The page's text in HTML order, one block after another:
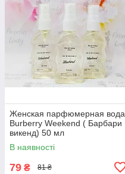
Женская парфюмерная вода
Burberry Weekend ( Барбари
викенд) 50 мл
В наявності
79 ₴ 81 ₴